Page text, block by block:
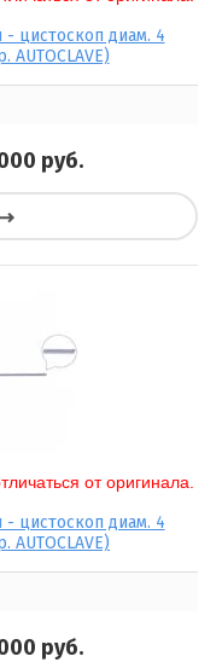
- цистоскоп диам. 4
AUTOCLAVE)
руб.
от оригинала.
- цистоскоп диам. 4
руб.